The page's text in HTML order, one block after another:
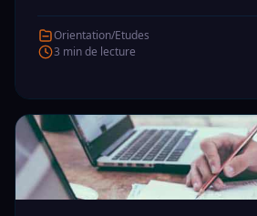
Orientation/Etudes
3 min de lecture